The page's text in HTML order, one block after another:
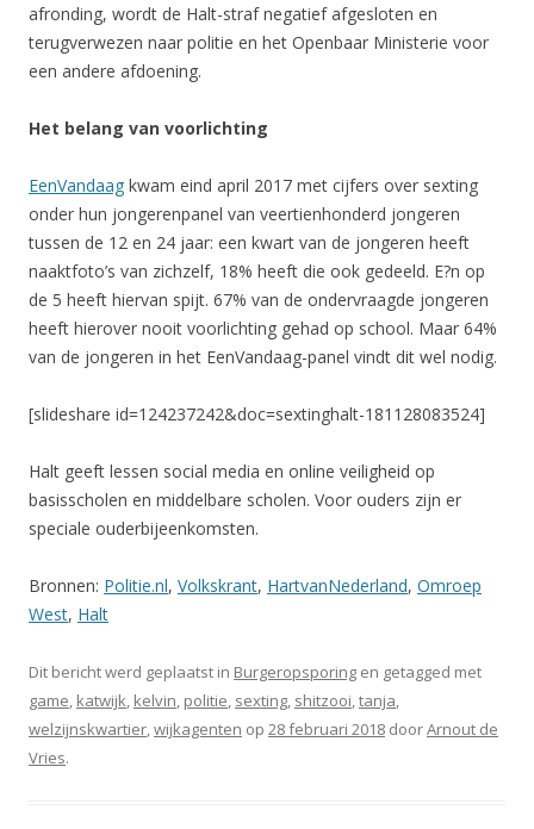
afronding, wordt de Halt-straf negatief afgesloten en
terugverwezen naar politie en het Openbaar Ministerie voor
een andere afdoening.
Het belang van voorlichting
EenVandaag kwam eind april 2017 met cijfers over sexting
onder hun jongerenpanel van veertienhonderd jongeren
tussen de 12 en 24 jaar: een kwart van de jongeren heeft
naaktfoto’s van zichzelf, 18% heeft die ook gedeeld. E?n op
de 5 heeft hiervan spijt. 67% van de ondervraagde jongeren
heeft hierover nooit voorlichting gehad op school. Maar 64%
van de jongeren in het EenVandaag-panel vindt dit wel nodig.
[slideshare id=124237242&doc=sextinghalt-181128083524]
Halt geeft lessen social media en online veiligheid op
basisscholen en middelbare scholen. Voor ouders zijn er
speciale ouderbijeenkomsten.
Bronnen: Politie.nl, Volkskrant, HartvanNederland, Omroep
West, Halt
Dit bericht werd geplaatst in Burgeropsporing en getagged met
game, katwijk, kelvin, politie, sexting, shitzooi,tanja,
welzijnskwartier,wijkagenten op 28 februari 2018 doorArnout de
Vries.